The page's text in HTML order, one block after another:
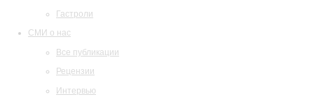
Гастроли
СМИ о нас
Все публикации
Рецензии
Интервью